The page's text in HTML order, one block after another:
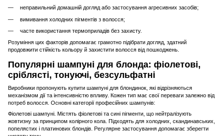
неправильний домашній догляд або застосування агресивних засобів;
вимивання холодних пігментів з волосся;
часте використання термоприладів без захисту.
Розуміння цих факторів допомагає грамотно підібрати догляд, здатний
продовжити стійкість кольору й захистити волосся від пошкоджень.
Популярні шампуні для блонда: фіолетові,
сріблясті, тонуючі, безсульфатні
Виробники пропонують купити шампуні для блондинок, які відрізняються
механізмом дії та інтенсивністю впливу. Кожен тип має свої переваги залежно від
потреб волосся. Основні категорії професійних шампунів:
Фіолетові шампуні. Містять фіолетові та сині пігменти, що нейтралізують
жовтизну за принципом колірного кола. Підходять для холодних, скандинавських,
попелястих і платинових блондів. Регулярне застосування допомагає зберегти